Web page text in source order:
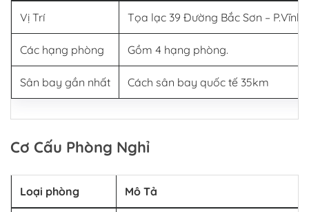
Vị Trí Tọa lạc 39 Đường Bắc Sơn – P.Vĩnh
Các hạng phòng Gồm 4 hạng phòng.
Sân bay gần nhất Cách sân bay quốc tế 35km
Cơ Cấu Phòng Nghỉ
Loại phòng Mô Tả